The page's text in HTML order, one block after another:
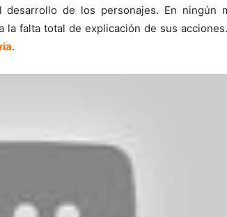
de los personajes. En ningún
falta total de explicación de sus
.